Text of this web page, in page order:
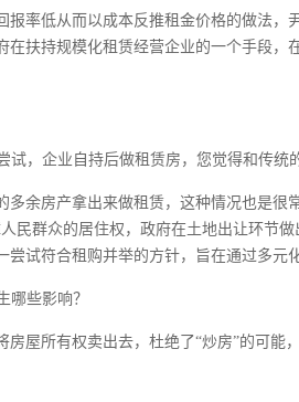
率低从而以成本反推租金价格的做法，
扶持规模化租赁经营企业的一个手段，
，企业自持后做租赁房，您觉得和传统
余房产拿出来做租赁，这种情况也是很
民群众的居住权，政府在土地出让环节
试符合租购并举的方针，旨在通过多元
哪些影响？
屋所有权卖出去，杜绝了“炒房”的可能